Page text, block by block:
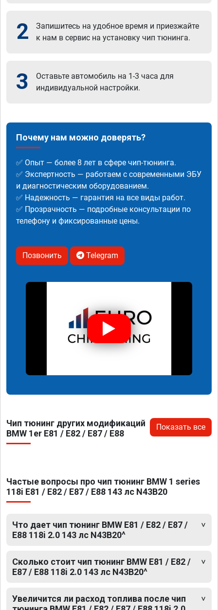
2
Запишитесь на удобное время и приезжайте
к нам в сервис на установку чип тюнинга.
3
Оставьте автомобиль на 1-3 часа для
индивидуальной настройки.
Почему нам можно доверять?
✅ Опыт — более 8 лет в сфере чип-тюнинга.
✅ Экспертность — работаем с современными ЭБУ
и диагностическим оборудованием.
✅ Надежность — гарантия на все виды работ.
✅ Прозрачность — подробные консультации по
телефону и фиксированные цены.
Позвонить Telegram
Чип тюнинг других модификаций
BMW 1er E81 / E82 / E87 / E88
Показать все
Частые вопросы про чип тюнинг BMW 1 series
118i E81 / E82 / E87 / E88 143 лс N43B20
Что дает чип тюнинг BMW E81 / E82 / E87 /
E88 118i 2.0 143 лс N43B20^
Сколько стоит чип тюнинг BMW E81 / E82 /
E87 / E88 118i 2.0 143 лс N43B20^
Увеличится ли расход топлива после чип